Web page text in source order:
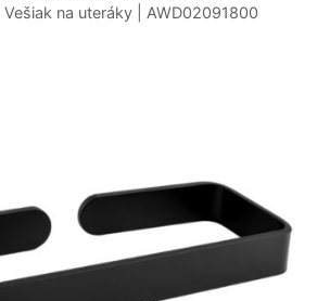
Vešiak na uteráky | AWD02091800